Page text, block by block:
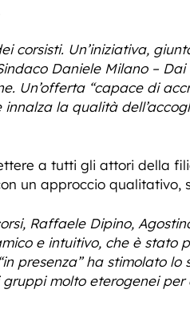
corsisti. Un’iniziativa,
Daniele Milano –
Un’offerta “capace di
la qualità
a tutti gli attori della
un approccio qualitativo,
Raffaele Dipino,
e intuitivo, che è
presenza” ha stimolato
molto eterogenei